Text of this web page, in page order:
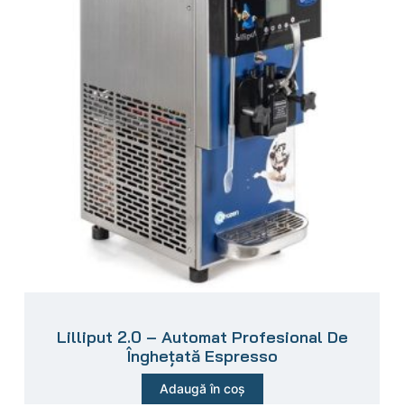
Lilliput 2.0 – Automat Profesional De
Înghețată Espresso
Adaugă în coș